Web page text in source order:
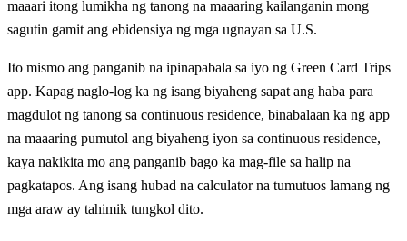
maaari itong lumikha ng tanong na maaaring kailanganin mong
sagutin gamit ang ebidensiya ng mga ugnayan sa U.S.
Ito mismo ang panganib na ipinapabala sa iyo ng Green Card Trips
app. Kapag naglo-log ka ng isang biyaheng sapat ang haba para
magdulot ng tanong sa continuous residence, binabalaan ka ng app
na maaaring pumutol ang biyaheng iyon sa continuous residence,
kaya nakikita mo ang panganib bago ka mag-file sa halip na
pagkatapos. Ang isang hubad na calculator na tumutuos lamang ng
mga araw ay tahimik tungkol dito.